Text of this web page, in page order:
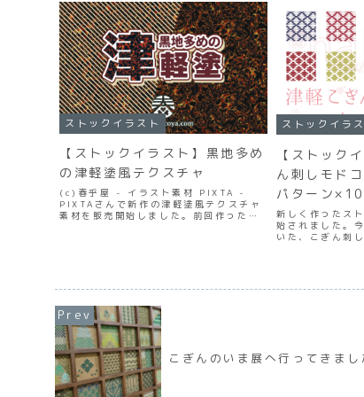
ストックイラスト
【ストックイラスト】黒地多め
の津軽塗風テクスチャ
(c)春乎屋 - イラスト素材 PIXTA -
PIXTAさんで新作の津軽塗風テクスチャ
素材を販売開始しました。前回作った津
ストックイラ
【ストック
ん刺しモド
パターン
新しく作ったス
始されました。
いた、こぎん刺
こぎんのいま展へ行ってきまし